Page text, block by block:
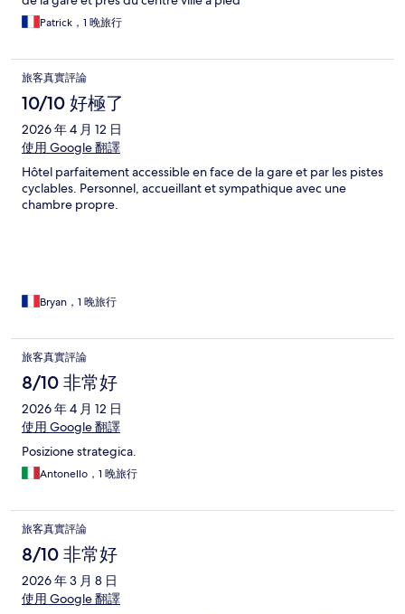
Patrick，1 晚旅行
旅客真實評論
10/10 好極了
2026 年 4 月 12 日
使用 Google 翻譯
Hôtel parfaitement accessible en face de la gare et par les pistes
cyclables. Personnel, accueillant et sympathique avec une
chambre propre.
Bryan，1 晚旅行
旅客真實評論
8/10 非常好
2026 年 4 月 12 日
使用 Google 翻譯
Posizione strategica.
Antonello，1 晚旅行
旅客真實評論
8/10 非常好
2026 年 3 月 8 日
使用 Google 翻譯